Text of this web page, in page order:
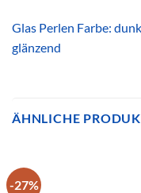
Glas Perlen Farbe:
glänzend
ÄHNLICHE
-27%